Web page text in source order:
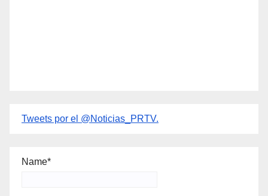
Tweets por el @Noticias_PRTV.
Name*